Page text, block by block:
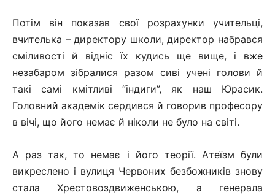
Потім він показав свої розрахунки учительці,
вчителька – директору школи, директор набрався
сміливості й відніс їх кудись ще вище, і вже
незабаром зібралися разом сиві учені голови й
такі самі кмітливі “індиги”, як наш Юрасик.
Головний академік сердився й говорив професору
в вічі, що його немає й ніколи не було на світі.
А раз так, то немає і його теорії. Атеїзм були
викреслено і вулиця Червоних безбожників знову
стала Хрестовоздвиженською, а генерала